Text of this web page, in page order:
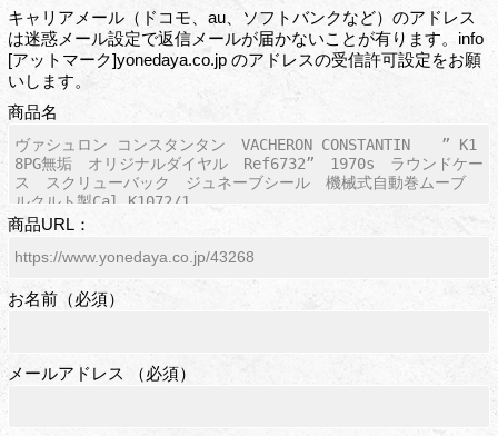
キャリアメール（ドコモ、au、ソフトバンクなど）のアドレス
は迷惑メール設定で返信メールが届かないことが有ります。info
[アットマーク]yonedaya.co.jp のアドレスの受信許可設定をお願
いします。
商品名
商品URL：
お名前（必須）
メールアドレス （必須）